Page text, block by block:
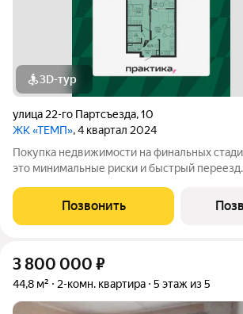
3D-тур
улица 22-го Партсъезда,10
ЖК «ТЕМП», 4 квартал 2024
Покупка недвижимости на финальных
это минимальные риски и быстрый
Кол-во квартир со скидкой ограничен.
выгодный вариант. ЖК
Позвонить
3 800 000 ₽
44,8 м² 2-комн. квартира 5 этаж из 5